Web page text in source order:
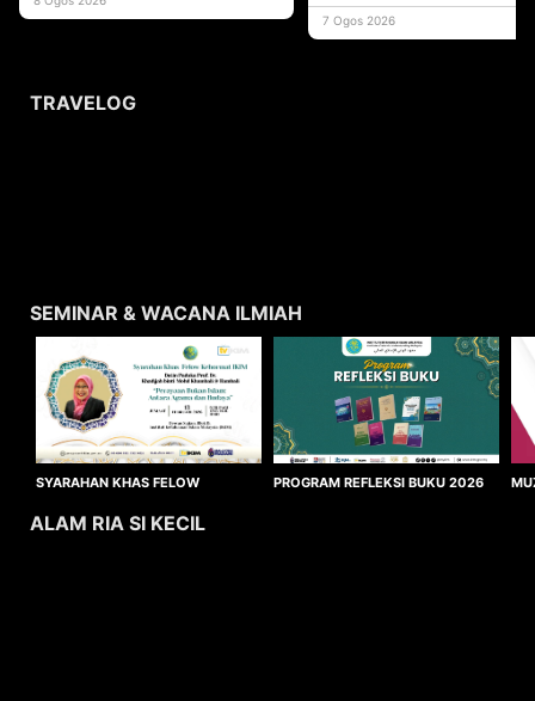
usaha
7 Ogos 2026
TRAVELOG
SEMINAR & WACANA ILMIAH
SYARAHAN KHAS FELOW
PROGRAM REFLEKSI BUKU 2026
ALAM RIA SI KECIL